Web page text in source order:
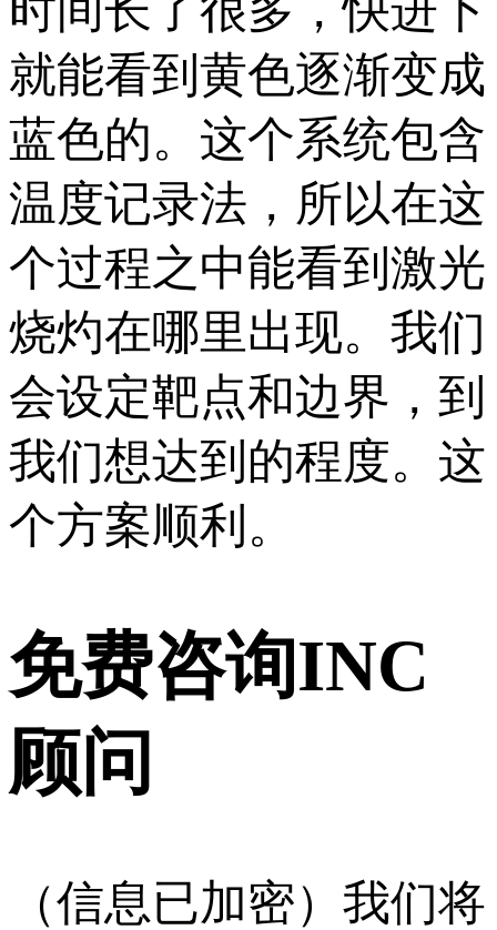
时间长了很多，快进下
就能看到黄色逐渐变成
蓝色的。这个系统包含
温度记录法，所以在这
个过程之中能看到激光
烧灼在哪里出现。我们
会设定靶点和边界，到
我们想达到的程度。这
个方案顺利。
免费咨询INC
顾问
（信息已加密）我们将